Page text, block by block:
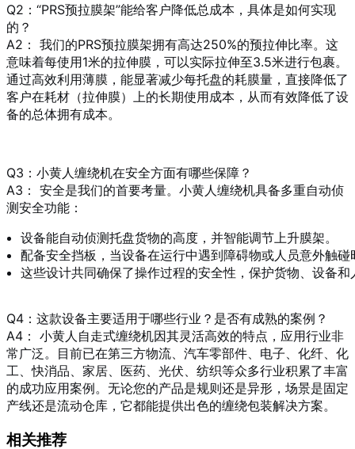
Q2：“PRS预拉膜架”能给客户降低总成本，具体是如何实现
的？
A2： 我们的PRS预拉膜架拥有高达250%的预拉伸比率。这
意味着每使用1米的拉伸膜，可以实际拉伸至3.5米进行包裹。
通过高效利用薄膜，能显著减少每托盘的耗膜量，直接降低了
客户在耗材（拉伸膜）上的长期使用成本，从而有效降低了设
备的总体拥有成本。
Q3：小黄人缠绕机在安全方面有哪些保障？
A3： 安全是我们的首要考量。小黄人缠绕机具备多重自动侦
测安全功能：
设备能自动侦测托盘货物的高度，并智能调节上升膜架。
配备安全挡板，当设备在运行中遇到障碍物或人员意外触
这些设计共同确保了操作过程的安全性，保护货物、设备和
Q4：这款设备主要适用于哪些行业？是否有成熟的案例？
A4： 小黄人自走式缠绕机因其灵活高效的特点，应用行业非
常广泛。目前已在第三方物流、汽车零部件、电子、化纤、化
工、快消品、家居、医药、光伏、纺织等众多行业积累了丰富
的成功应用案例。无论您的产品是规则还是异形，场景是固定
产线还是流动仓库，它都能提供出色的缠绕包装解决方案。
相关推荐